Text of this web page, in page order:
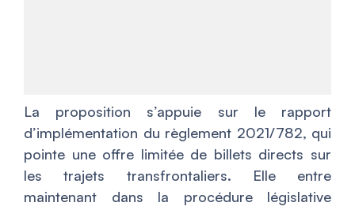
La proposition s’appuie sur le rapport
d’implémentation du règlement 2021/782, qui
pointe une offre limitée de billets directs sur
les trajets transfrontaliers. Elle entre
maintenant dans la procédure législative